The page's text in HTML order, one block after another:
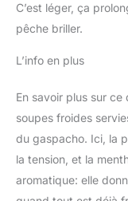
C’est léger, ça
pêche briller.
L’info en plus
En savoir plus sur ce
soupes froides
du gaspacho. Ici, la
la tension, et la
aromatique: elle